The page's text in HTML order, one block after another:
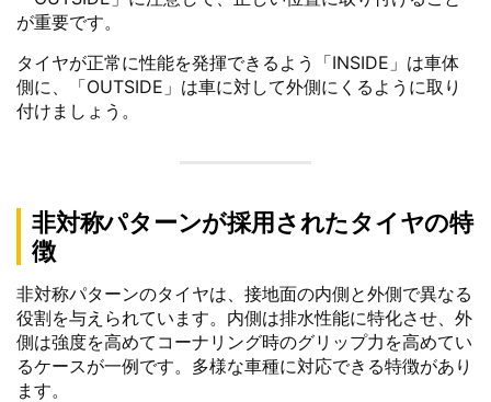
が重要です。
タイヤが正常に性能を発揮できるよう「INSIDE」は車体
側に、「OUTSIDE」は車に対して外側にくるように取り
付けましょう。
非対称パターンが採用されたタイヤの特
徴
非対称パターンのタイヤは、接地面の内側と外側で異なる
役割を与えられています。内側は排水性能に特化させ、外
側は強度を高めてコーナリング時のグリップ力を高めてい
るケースが一例です。多様な車種に対応できる特徴があり
ます。